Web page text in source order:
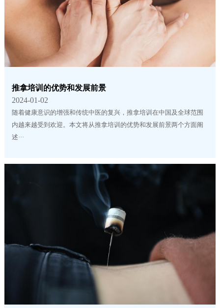
推拿培训的优势和发展前景
2024-01-02
随着健康意识的增强和传统中医的复兴，推拿培训在中国及全球范围
内越来越受到欢迎。本文将从推拿培训的优势和发展前景两个方面阐
述···